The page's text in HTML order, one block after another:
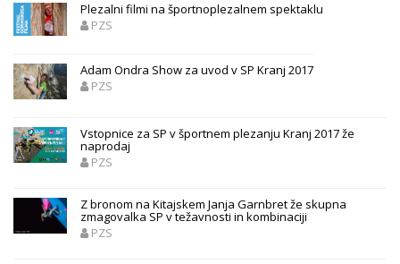
Plezalni filmi na športnoplezalnem spektaklu
PZS
Adam Ondra Show za uvod v SP Kranj 2017
PZS
Vstopnice za SP v športnem plezanju Kranj 2017 že
naprodaj
PZS
Z bronom na Kitajskem Janja Garnbret že skupna
zmagovalka SP v težavnosti in kombinaciji
PZS